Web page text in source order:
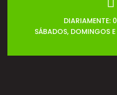
DIARIAMENTE:
SÁBADOS, DOMINGOS